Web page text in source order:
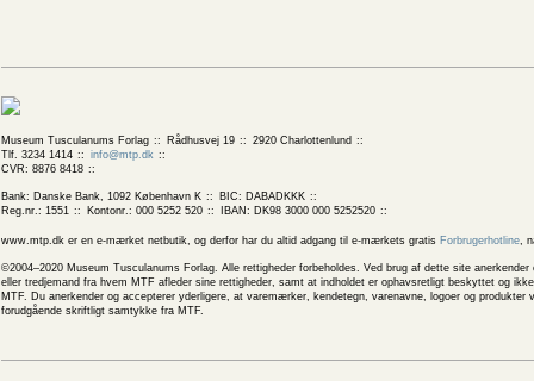
Museum Tusculanums Forlag Rådhusvej 19
2920 Charlottenlund
Tlf. 3234 1414
info@mtp.dk
CVR: 8876 8418
Bank: Danske Bank, 1092 København K
BIC: DABADKKK
Reg.nr.: 1551
Kontonr.: 000 5252 520 IBAN: DK98 3000 000 5252520
www.mtp.dk er en e-mærket netbutik, og derfor har du altid adgang til e-mærkets gratis Forbrugerhotline,
©2004–2020 Museum Tusculanums Forlag. Alle rettigheder forbeholdes. Ved brug af dette site
eller tredjemand fra hvem MTF afleder sine rettigheder, samt at indholdet er ophavsretligt beskyttet og
MTF. Du anerkender og accepterer yderligere, at varemærker, kendetegn, varenavne, logoer og
forudgående skriftligt samtykke fra MTF.